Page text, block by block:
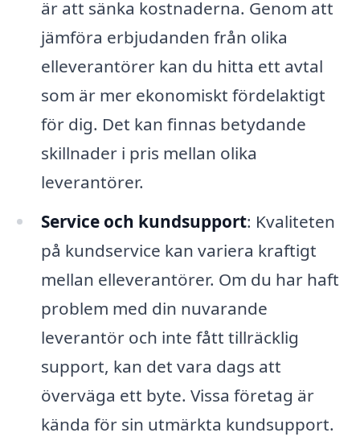
är att sänka kostnaderna. Genom att
jämföra erbjudanden från olika
elleverantörer kan du hitta ett avtal
som är mer ekonomiskt fördelaktigt
för dig. Det kan finnas betydande
skillnader i pris mellan olika
leverantörer.
Service och kundsupport: Kvaliteten
på kundservice kan variera kraftigt
mellan elleverantörer. Om du har haft
problem med din nuvarande
leverantör och inte fått tillräcklig
support, kan det vara dags att
överväga ett byte. Vissa företag är
kända för sin utmärkta kundsupport.